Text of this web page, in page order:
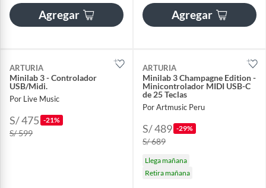
Agregar Agregar
ARTURIA
Minilab 3 - Controlador
USB/Midi.
Por Live Music
S/ 475 -21%
S/ 599
ARTURIA
Minilab 3 Champagne Edition -
Minicontrolador MIDI USB-C
de 25 Teclas
Por Artmusic Peru
S/ 489 -29%
S/ 689
Llega mañana
Retira mañana